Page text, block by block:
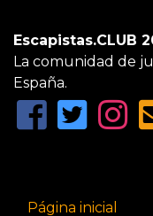
Escapistas.CLUB
La comunidad de
España.
Página inicial